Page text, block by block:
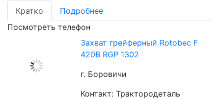
Кратко
Подробнее
Посмотреть телефон
Захват грейферный Rotobec F
420B RGP 1302
г. Боровичи
Контакт: Трактородеталь